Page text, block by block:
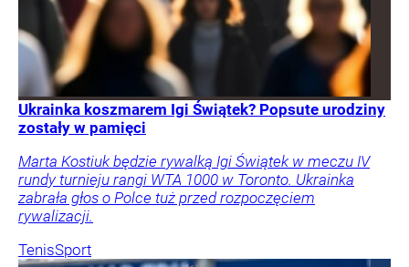
Ukrainka koszmarem Igi Świątek? Popsute urodziny
zostały w pamięci
Marta Kostiuk będzie rywalką Igi Świątek w meczu IV
rundy turnieju rangi WTA 1000 w Toronto. Ukrainka
zabrała głos o Polce tuż przed rozpoczęciem
rywalizacji.
TenisSport